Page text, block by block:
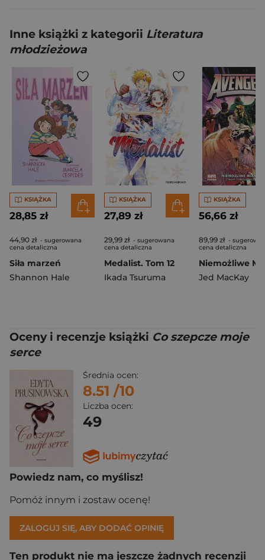
Inne książki z kategorii Literatura
młodzieżowa
KSIĄŻKA
28,85 zł
44,90 zł - sugerowana
cena detaliczna
Siła marzeń
Shannon Hale
KSIĄŻKA
27,89 zł
29,99 zł - sugerowana
cena detaliczna
Medalist. Tom 12
Ikada Tsuruma
KSIĄŻKA
56,66 zł
89,99 zł -
cena detaliczna
Jed MacKay
Oceny i recenzje książki Co szepcze moje
serce
Średnia ocen:
8.51 /10
Liczba ocen:
49
Powiedz nam, co myślisz!
Pomóż innym i zostaw ocenę!
ZALOGUJ SIĘ, ABY DODAĆ OPINIĘ
Ten produkt nie ma jeszcze żadnych recenzji